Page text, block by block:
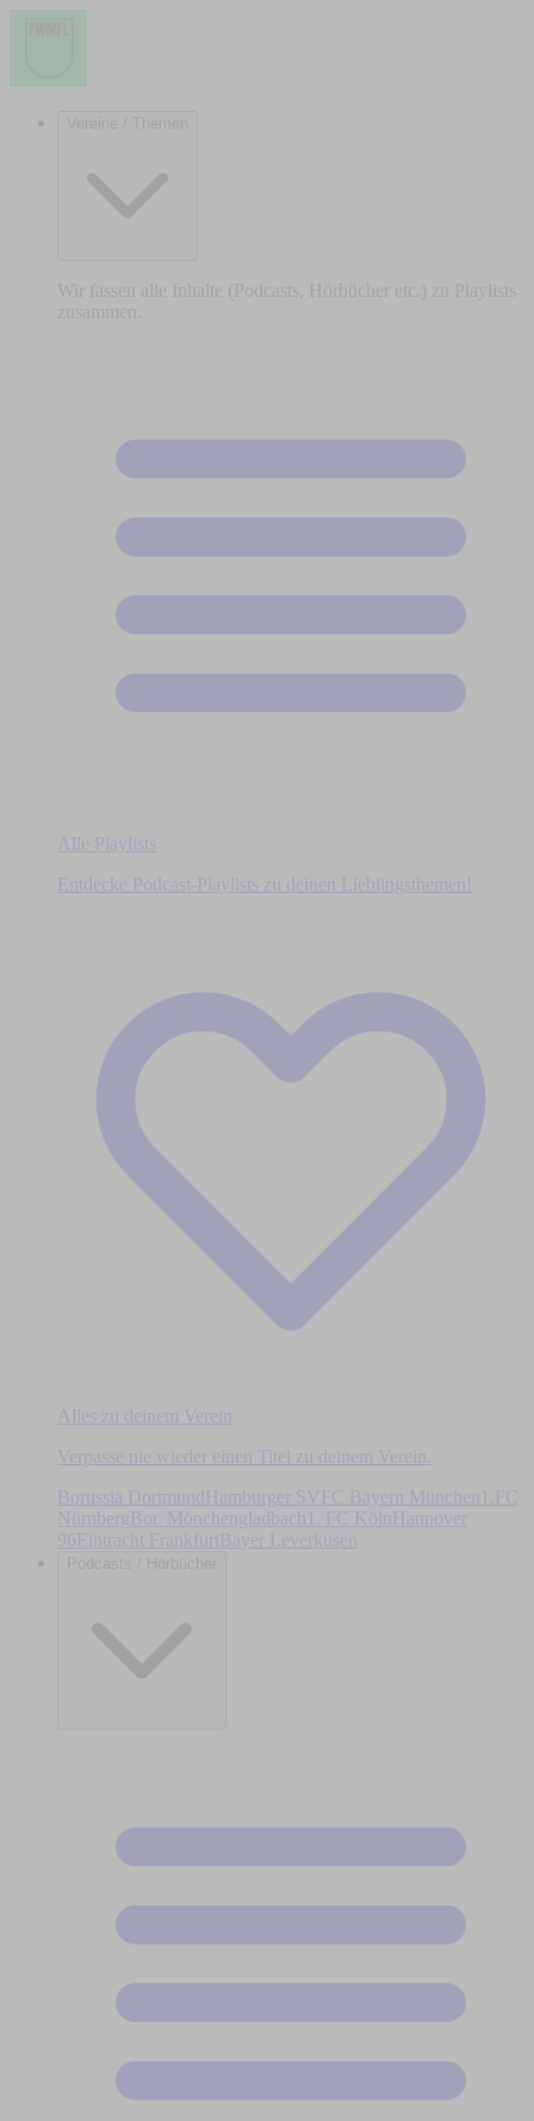
Vereine / Themen
Wir fassen alle Inhalte (Podcasts, Hörbücher etc.) zu Playlists
zusammen.
Alle Playlists
Entdecke Podcast-Playlists zu deinen Lieblingsthemen!
Alles zu deinem Verein
Verpasse nie wieder einen Titel zu deinem Verein.
Borussia DortmundHamburger SV FC Bayern München
1.FC
Nürnberg Bor. Mönchengladbach 1. FC Köln
Hannover
96Eintracht Frankfurt Bayer Leverkusen
Podcasts / Hörbücher